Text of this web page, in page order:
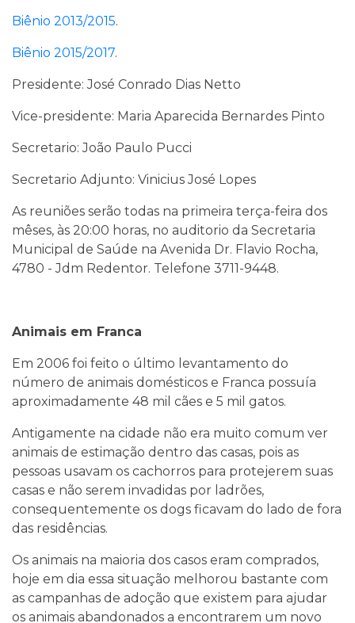
Biênio 2013/2015.
Biênio 2015/2017.
Presidente: José Conrado Dias Netto
Vice-presidente: Maria Aparecida Bernardes Pinto
Secretario: João Paulo Pucci
Secretario Adjunto: Vinicius José Lopes
As reuniões serão todas na primeira terça-feira dos
mêses, às 20:00 horas, no auditorio da Secretaria
Municipal de Saúde na Avenida Dr. Flavio Rocha,
4780 - Jdm Redentor. Telefone 3711-9448.
Animais em Franca
Em 2006 foi feito o último levantamento do
número de animais domésticos e Franca possuía
aproximadamente 48 mil cães e 5 mil gatos.
Antigamente na cidade não era muito comum ver
animais de estimação dentro das casas, pois as
pessoas usavam os cachorros para protejerem suas
casas e não serem invadidas por ladrões,
consequentemente os dogs ficavam do lado de fora
das residências.
Os animais na maioria dos casos eram comprados,
hoje em dia essa situação melhorou bastante com
as campanhas de adoção que existem para ajudar
os animais abandonados a encontrarem um novo